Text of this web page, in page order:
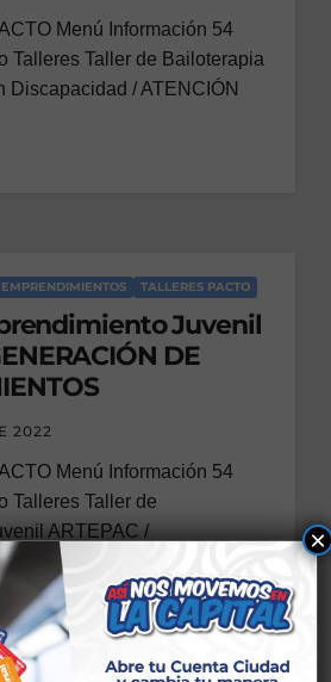
Menú Información 54
Talleres Taller de Bailoterapia
Discapacidad / ATENCIÓN
TALLERES PACTO
Juvenil
DE
2022
Menú Información 54
Talleres Taller de
ARTEPAC /
×